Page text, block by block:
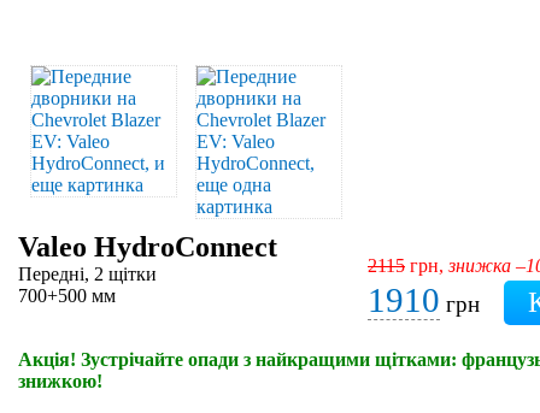
Valeo HydroConnect
Передні, 2 щітки
700+500 мм
2115 грн,знижка
1910 грн
Акція! Зустрічайте опади з найкращими щітками:
знижкою!